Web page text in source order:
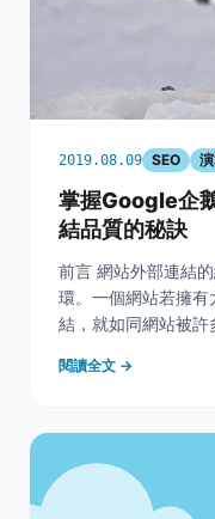
2019.08.09 SEO
掌握Google企
結品質的秘訣
前言 網站外部連結
環。一個網站若擁
結，就如同網站被許
&quot;優質&quot;兩
閱讀全文 →